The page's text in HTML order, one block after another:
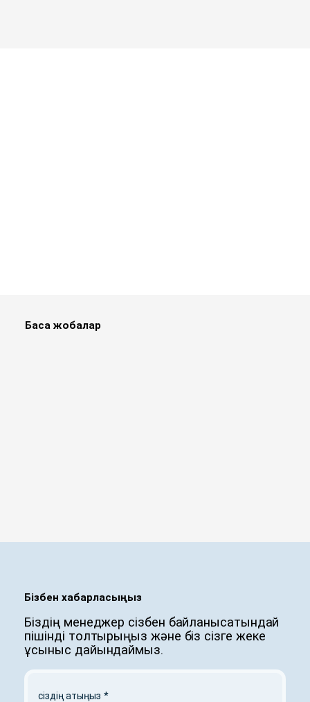
Басқа жобалар
Бізбен хабарласыңыз
Біздің менеджер сізбен байланысатындай
пішінді толтырыңыз және біз сізге жеке
ұсыныс дайындаймыз.
сіздің атыңыз *